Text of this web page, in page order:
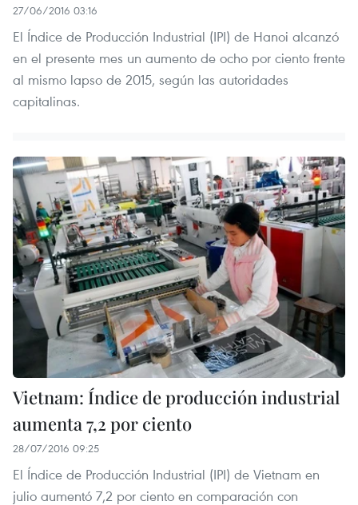
27/06/2016 03:16
El Índice de Producción Industrial (IPI) de Hanoi alcanzó
en el presente mes un aumento de ocho por ciento frente
al mismo lapso de 2015, según las autoridades
capitalinas.
Vietnam: Índice de producción industrial
aumenta 7,2 por ciento
28/07/2016 09:25
El Índice de Producción Industrial (IPI) de Vietnam en
julio aumentó 7,2 por ciento en comparación con